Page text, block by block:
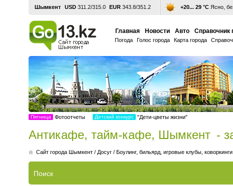
Шымкент USD 311.2/315.0 EUR 343.8/351.2 +20... 29 °С Ясно,
Главная Новости Авто Справочник
Погода Голос города Карта города
Пятница Фотоотчеты Детский конкурс "Дети-цветы жизни"
Антикафе, тайм-кафе, Шымкент -
Cайт города Шымкент / Досуг / Боулинг, бильярд, игровые клубы, коворкинги
Поиск